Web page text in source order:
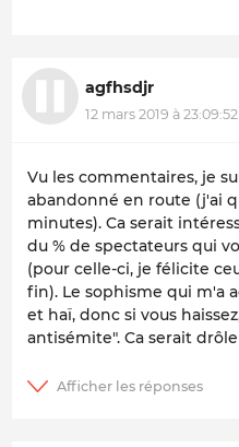
agfhsdjr
12 mars 2019 à 23:09:52
Vu les commentaires, je
abandonné en route (j'ai
minutes). Ca serait
du % de spectateurs qui
(pour celle-ci, je félicite
fin). Le sophisme qui m'a
et haï, donc si vous
antisémite". Ca serait